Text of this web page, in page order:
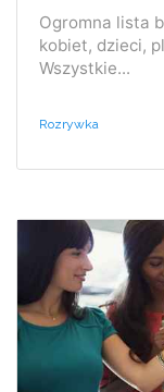
Ogromna lista
kobiet, dzieci,
Wszystkie...
Rozrywka